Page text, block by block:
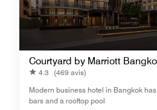
Courtyard by Marriott
4.3
(469 avis)
Modern business hotel in Bangkok
bars and a rooftop pool